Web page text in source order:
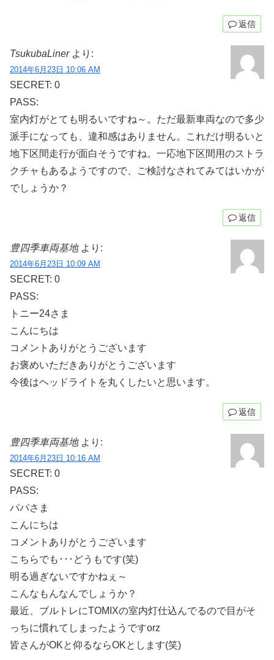
返信
TsukubaLiner より:
2014年6月23日 10:06 AM
SECRET: 0
PASS:
室内灯がとても明るいですね～。ただ最新車両なので多少
派手になっても、違和感はありません。これだけ明るいと
地下区間走行が面白そうですね。一応地下区間用のストラ
クチャもあるようですので、ご検討なされてみてはいかが
でしょうか？
返信
豊四季車両基地 より:
2014年6月23日 10:09 AM
SECRET: 0
PASS:
トニー24さま
こんにちは
コメントありがとうございます
お褒めいただきありがとうございます
今後はヘッドライトを丸くしたいと思います。
返信
豊四季車両基地 より:
2014年6月23日 10:16 AM
SECRET: 0
PASS:
パパさま
こんにちは
コメントありがとうございます
こちらでも･･･どうもです(笑)
明る過ぎないですかねぇ～
こんなもんなんでしょうか？
最近、ブルトレにTOMIXの室内灯仕込んでるので目がそ
っちに慣れてしまったようですorz
皆さんがOKと仰るならOKとします(笑)